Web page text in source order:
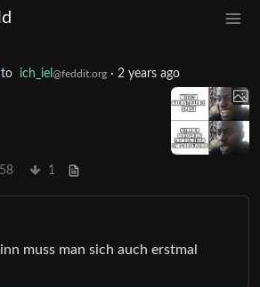
to ich_iel @feddit.org · 2 years ago
58 1
muss man sich auch erstmal